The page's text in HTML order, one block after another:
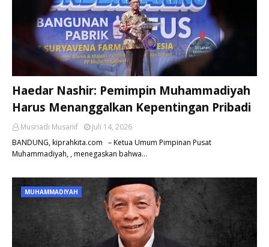
Haedar Nashir: Pemimpin Muhammadiyah
Harus Menanggalkan Kepentingan Pribadi
Musriadi Musanif
Juli 14, 2026
BANDUNG, kiprahkita.com – Ketua Umum Pimpinan Pusat
Muhammadiyah, , menegaskan bahwa…
MUHAMMADIYAH